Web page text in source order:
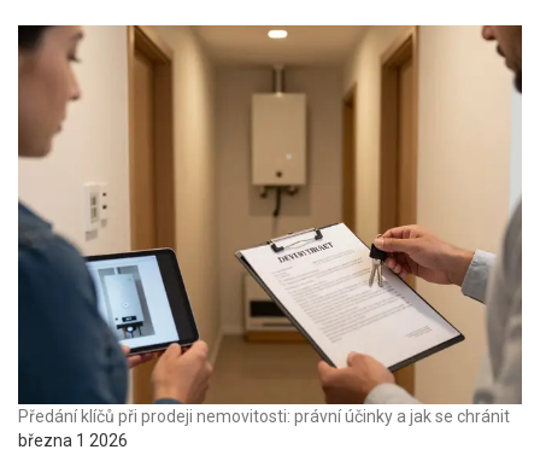
Předání klíčů při prodeji nemovitosti: právní účinky a jak se chránit
března 1 2026